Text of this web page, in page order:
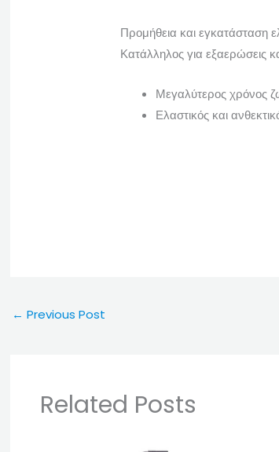
Προμήθεια και εγκατάσταση
Κατάλληλος για εξαερώσεις
Μεγαλύτερος χρόνος
Ελαστικός και
← Previous Post
Related Posts